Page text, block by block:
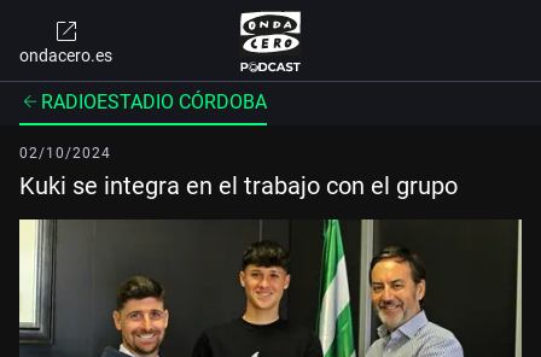
ondacero.es
RADIOESTADIO CÓRDOBA
02/10/2024
Kuki se integra en el trabajo con el grupo